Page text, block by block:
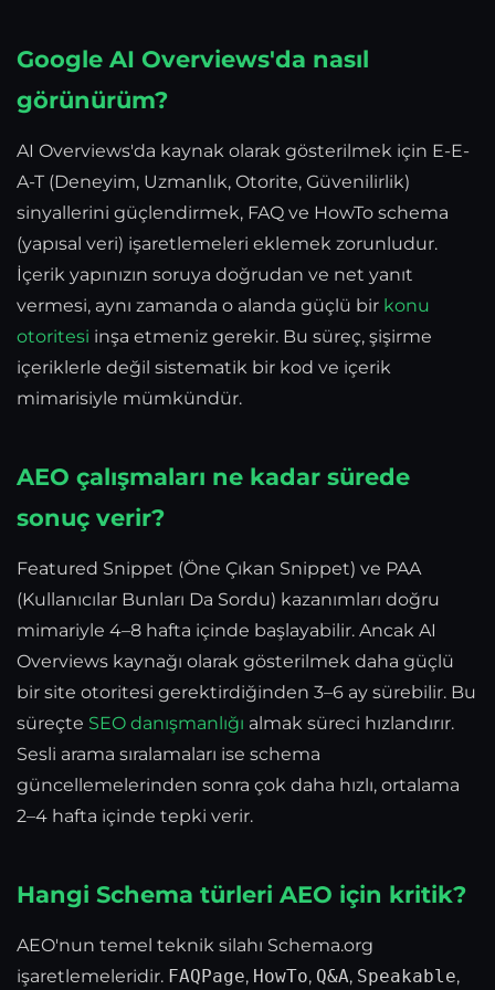
Google AI Overviews'da nasıl
görünürüm?
AI Overviews'da kaynak olarak gösterilmek için E-E-
A-T (Deneyim, Uzmanlık, Otorite, Güvenilirlik)
sinyallerini güçlendirmek, FAQ ve HowTo schema
(yapısal veri) işaretlemeleri eklemek zorunludur.
İçerik yapınızın soruya doğrudan ve net yanıt
vermesi, aynı zamanda o alanda güçlü bir konu
otoritesi inşa etmeniz gerekir. Bu süreç, şişirme
içeriklerle değil sistematik bir kod ve içerik
mimarisiyle mümkündür.
AEO çalışmaları ne kadar sürede
sonuç verir?
Featured Snippet (Öne Çıkan Snippet) ve PAA
(Kullanıcılar Bunları Da Sordu) kazanımları doğru
mimariyle 4–8 hafta içinde başlayabilir. Ancak AI
Overviews kaynağı olarak gösterilmek daha güçlü
bir site otoritesi gerektirdiğinden 3–6 ay sürebilir. Bu
süreçte SEO danışmanlığı almak süreci hızlandırır.
Sesli arama sıralamaları ise schema
güncellemelerinden sonra çok daha hızlı, ortalama
2–4 hafta içinde tepki verir.
Hangi Schema türleri AEO için kritik?
AEO'nun temel teknik silahı Schema.org
işaretlemeleridir. FAQPage, HowTo, Q&A, Speakable,